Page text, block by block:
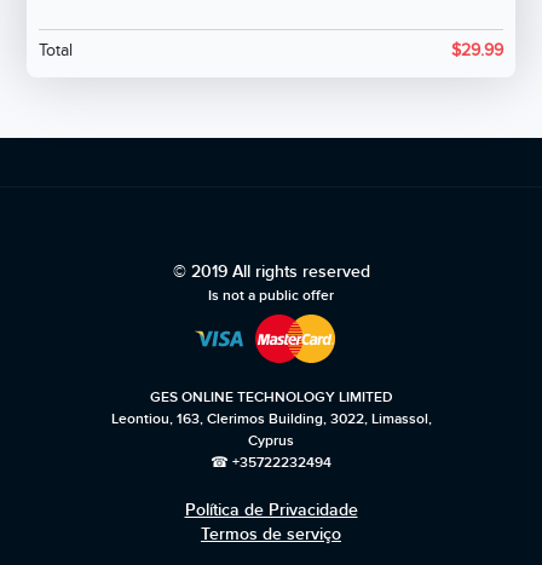
Total $29.99
© 2019 All rights reserved
Is not a public offer
GES ONLINE TECHNOLOGY LIMITED
Leontiou, 163, Clerimos Building, 3022, Limassol,
Cyprus
☎ +35722232494
Política de Privacidade
Termos de serviço